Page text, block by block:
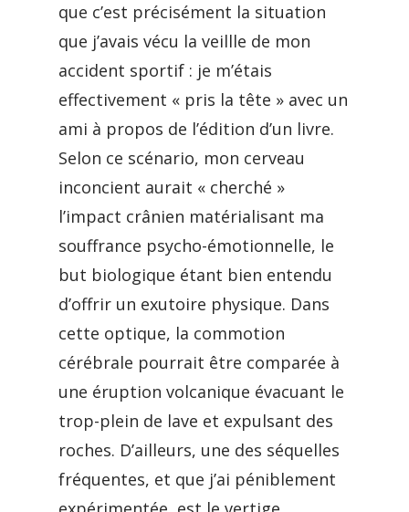
que c’est précisément la situation
que j’avais vécu la veillle de mon
accident sportif : je m’étais
effectivement « pris la tête » avec un
ami à propos de l’édition d’un livre.
Selon ce scénario, mon cerveau
inconcient aurait « cherché »
l’impact crânien matérialisant ma
souffrance psycho-émotionnelle, le
but biologique étant bien entendu
d’offrir un exutoire physique. Dans
cette optique, la commotion
cérébrale pourrait être comparée à
une éruption volcanique évacuant le
trop-plein de lave et expulsant des
roches. D’ailleurs, une des séquelles
fréquentes, et que j’ai péniblement